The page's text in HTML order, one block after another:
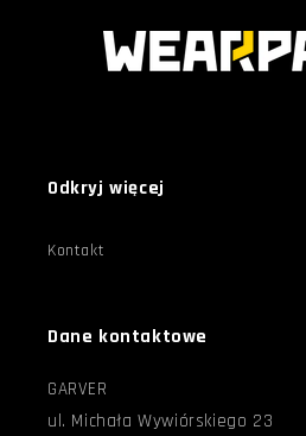
Odkryj więcej
Kontakt
Dane kontaktowe
GARVER
ul. Michała Wywiórskiego 23